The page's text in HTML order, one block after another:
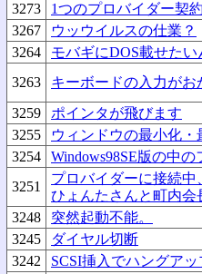
3273
1つのプロバイダー契
3267
ウッウイルスの仕業？
3264
モバギにDOS載せたい
3263
キーボードの入力がお
3259
ポインタが飛びます
3255
ウィンドウの最小化
3254
Windows98SE版の中
3251
プロバイダーに接続
ひょんたさんと町内会
3248
突然起動不能。
3245
ダイヤル切断
3242
SCSI挿入でハングアッ